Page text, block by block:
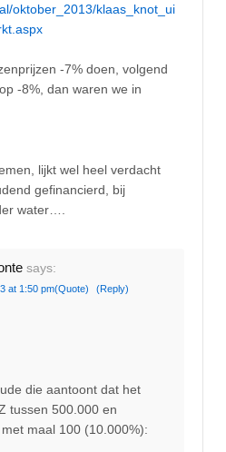
oktober_2013/klaas_knot_ui
-7% doen, volgend
-8%, dan waren we in
lijkt wel heel verdacht
gefinancierd, bij
water….
says:
at 1:50 pm(Quote) (Reply)
die aantoont dat het
tussen 500.000 en
maal 100 (10.000%):